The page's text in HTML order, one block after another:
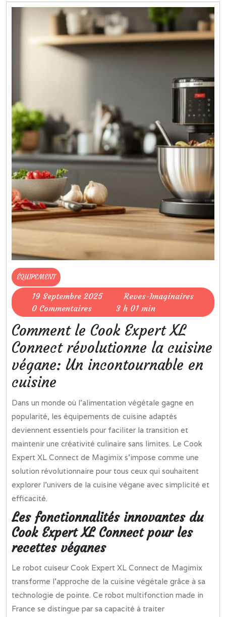
ÉQUIPEMENT
19 Septembre 202519
Septembre
2025
Reves-ImaginairesReves-
0 Commentaires 3 h 01 min
Comment le Cook Expert XL
Connect révolutionne la cuisine
végane: Un incontournable en
cuisine
Dans un monde où l’alimentation végétale gagne en
popularité, les équipements de cuisine adaptés
deviennent essentiels pour faciliter la transition et
maintenir une créativité culinaire sans limites. Le Cook
Expert XL Connect de Magimix s’impose comme une
solution révolutionnaire pour tous ceux qui souhaitent
explorer l’univers de la cuisine végane avec simplicité et
efficacité.
Les fonctionnalités innovantes du
Cook Expert XL Connect pour les
recettes véganes
Le robot cuiseur Cook Expert XL Connect de Magimix
transforme l’approche de la cuisine végétale grâce à sa
technologie de pointe. Ce robot multifonction made in
France se distingue par sa capacité à traiter